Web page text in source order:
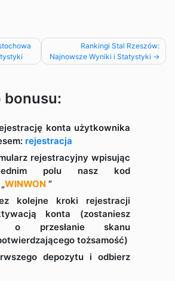
Rankingi Stal Rzeszów:
Najnowsze Wyniki i Statystyki
bonusu:
konta użytkownika
rejestracja
rejestracyjny wpisując
polu nasz kod
WINWON ”
kolejne kroki rejestracji
konta (zostaniesz
o przesłanie skanu
tożsamość)
depozytu i odbierz